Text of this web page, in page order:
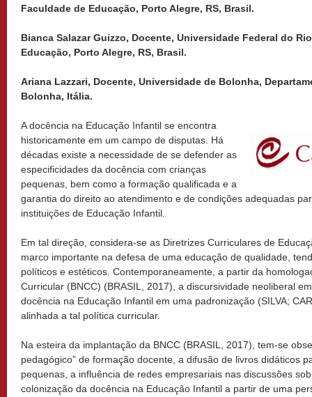
Faculdade de Educação, Porto Alegre, RS, Brasil.
Bianca Salazar Guizzo, Docente, Universidade Federal do
Educação, Porto Alegre, RS, Brasil.
Ariana Lazzari, Docente, Universidade de Bolonha,
Bolonha, Itália.
A docência na Educação Infantil se encontra
historicamente em um campo de disputas. Há
décadas existe a necessidade de se defender as
especificidades da docência com crianças
pequenas, bem como a formação qualificada e a
garantia do direito ao atendimento e de condições adequadas
instituições de Educação Infantil.
Em tal direção, considera-se as Diretrizes Curriculares de
marco importante na defesa de uma educação de qualidade,
políticos e estéticos. Contemporaneamente, a partir da
Curricular (BNCC) (BRASIL, 2017), a discursividade neoliberal
docência na Educação Infantil em uma padronização (SILVA;
alinhada a tal política curricular.
Na esteira da implantação da BNCC (BRASIL, 2017), tem-se
pedagógico” de formação docente, a difusão de livros didáticos
pequenas, a influência de redes empresariais nas discussões
colonização da docência na Educação Infantil a partir de uma